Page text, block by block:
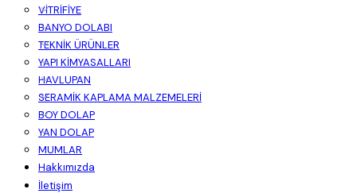
VİTRİFİYE
BANYO DOLABI
TEKNİK ÜRÜNLER
YAPI KİMYASALLARI
HAVLUPAN
SERAMİK KAPLAMA MALZEMELERİ
BOY DOLAP
YAN DOLAP
MUMLAR
Hakkımızda
İletişim